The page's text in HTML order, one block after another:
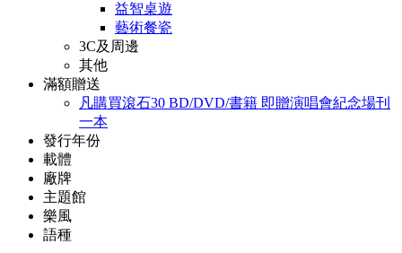
益智桌遊
藝術餐瓷
3C及周邊
其他
滿額贈送
凡購買滾石30 BD/DVD/書籍 即贈演唱會紀念場刊
一本
發行年份
載體
廠牌
主題館
樂風
語種